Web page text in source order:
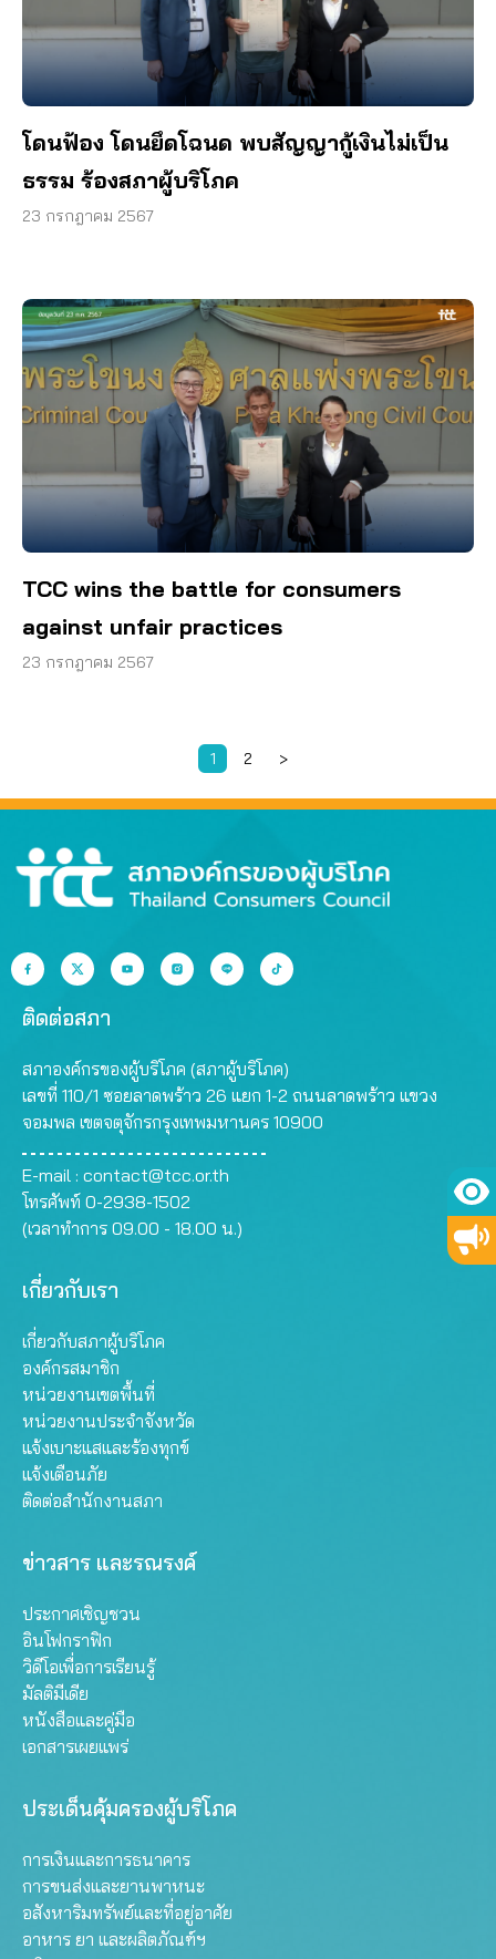
โดนฟ้อง โดนยึดโฉนด พบสัญญากู้เงินไม่เป็น
ธรรม ร้องสภาผู้บริโภค
23 กรกฎาคม 2567
TCC wins the battle for consumers
against unfair practices
23 กรกฎาคม 2567
1 2 >
ติดต่อสภา
สภาองค์กรของผู้บริโภค (สภาผู้บริโภค)
เลขที่ 110/1 ซอยลาดพร้าว 26 แยก 1-2 ถนนลาดพร้าว แขวง
จอมพล เขตจตุจักรกรุงเทพมหานคร 10900
E-mail : contact@tcc.or.th
โทรศัพท์ 0-2938-1502
(เวลาทำการ 09.00 - 18.00 น.)
เกี่ยวกับเรา
เกี่ยวกับสภาผู้บริโภค
องค์กรสมาชิก
หน่วยงานเขตพื้นที่
หน่วยงานประจำจังหวัด
แจ้งเบาะแสและร้องทุกข์
แจ้งเตือนภัย
ติดต่อสำนักงานสภา
ข่าวสาร และรณรงค์
ประกาศเชิญชวน
อินโฟกราฟิก
วิดีโอเพื่อการเรียนรู้
มัลติมีเดีย
หนังสือและคู่มือ
เอกสารเผยแพร่
ประเด็นคุ้มครองผู้บริโภค
การเงินและการธนาคาร
การขนส่งและยานพาหนะ
อสังหาริมทรัพย์และที่อยู่อาศัย
อาหาร ยา และผลิตภัณฑ์ฯ